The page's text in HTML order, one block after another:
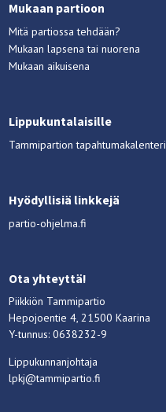
Mukaan partioon
Mitä partiossa tehdään?
Mukaan lapsena tai nuorena
Mukaan aikuisena
Lippukuntalaisille
Tammipartion tapahtumakalenteri
Hyödyllisiä linkkejä
partio-ohjelma.fi
Ota yhteyttä!
Piikkiön Tammipartio
Hepojoentie 4, 21500 Kaarina
Y-tunnus: 0638232-9
Lippukunnanjohtaja
lpkj@tammipartio.fi